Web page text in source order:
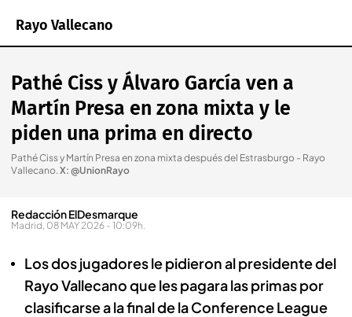
Rayo Vallecano
Pathé Ciss y Álvaro García ven a
Martín Presa en zona mixta y le
piden una prima en directo
Pathé Ciss y Martín Presa en zona mixta después del Estrasburgo - Rayo
Vallecano.X: @UnionRayo
Redacción ElDesmarque
Madrid, 08 MAY 2026 - 10:09h.
Los dos jugadores le pidieron al presidente del
Rayo Vallecano que les pagara las primas por
clasificarse a la final de la Conference League